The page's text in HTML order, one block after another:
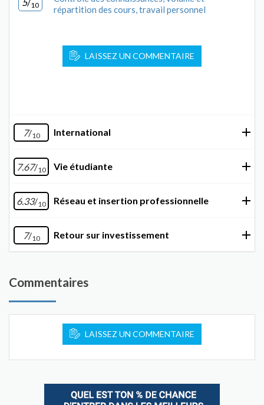
10
répartition des cours, travail personnel
LAISSEZ UN COMMENTAIRE
7/10 International
7.67/10 Vie étudiante
6.33/10 Réseau et insertion professionnelle
7/10 Retour sur investissement
Commentaires
LAISSEZ UN COMMENTAIRE